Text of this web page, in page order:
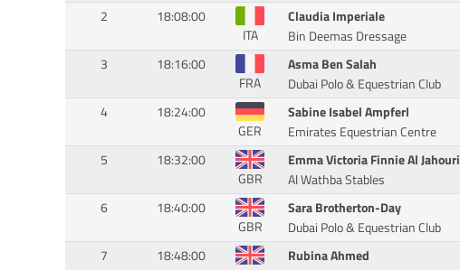
2
18:08:00
ITA
Claudia Imperiale
Bin Deemas Dressage
3
18:16:00
FRA
Asma Ben Salah
Dubai Polo & Equestrian Club
4
18:24:00
GER
Sabine Isabel Ampferl
Emirates Equestrian Centre
5
18:32:00
GBR
Emma Victoria Finnie Al Jahouri
Al Wathba Stables
6
18:40:00
GBR
Sara Brotherton-Day
Dubai Polo & Equestrian Club
7
18:48:00
Rubina Ahmed